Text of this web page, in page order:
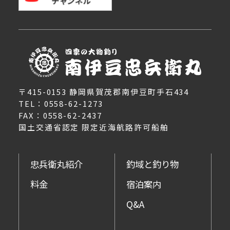
〒415-0153 静岡県賀茂郡南伊豆町手石434
TEL：0558-62-1273
FAX：0558-62-2437
国土交通省認定 限定近海航路許可船舶
忠兵衛丸紹介
料金
釣域と釣り物
宿泊案内
Q&A